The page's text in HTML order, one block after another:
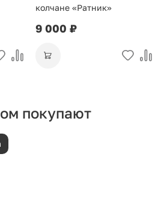
колчане «Ратник»
9 000 ₽
покупают